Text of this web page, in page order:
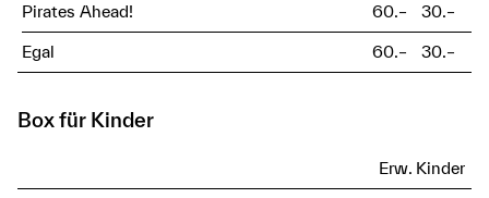
Pirates Ahead! 60.– 30.–
Egal 60.– 30.–
Box für Kinder
Erw. Kinder